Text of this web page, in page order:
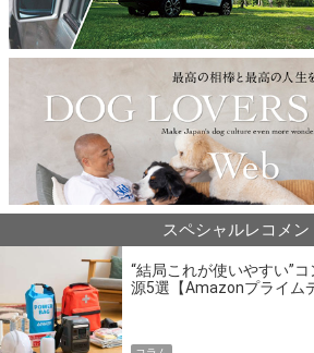
スペシャルレコメン
“結局これが使いやすい”
源5選【Amazonプライム